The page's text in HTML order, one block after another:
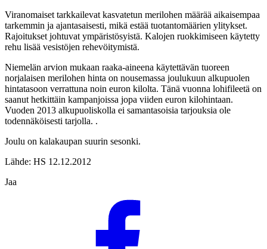
Viranomaiset tarkkailevat kasvatetun merilohen määrää aikaisempaa
tarkemmin ja ajantasaisesti, mikä estää tuotantomäärien ylitykset.
Rajoitukset johtuvat ympäristösyistä. Kalojen ruokkimiseen käytetty
rehu lisää vesistöjen rehevöitymistä.
Niemelän arvion mukaan raaka-aineena käytettävän tuoreen
norjalaisen merilohen hinta on nousemassa joulukuun alkupuolen
hintatasoon verrattuna noin euron kilolta. Tänä vuonna lohifileetä on
saanut hetkittäin kampanjoissa jopa viiden euron kilohintaan.
Vuoden 2013 alkupuoliskolla ei samantasoisia tarjouksia ole
todennäköisesti tarjolla. .
Joulu on kalakaupan suurin sesonki.
Lähde: HS 12.12.2012
Jaa